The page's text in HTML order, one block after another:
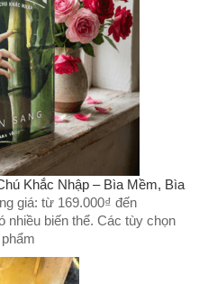
Khắc Nhập – Bìa Mềm, Bìa
giá: từ 169.000₫ đến
nhiều biến thể. Các tùy chọn